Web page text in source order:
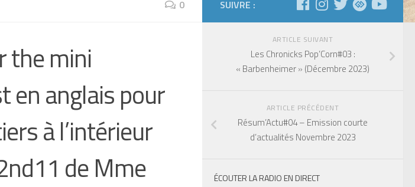
0
the mini
en anglais pour
à l’intérieur
de Mme
SUIVRE :
ARTICLE SUIVANT
Les Chronicks Pop’Corn#03 :
« Barbenheimer » (Décembre 2023)
ARTICLE PRÉCÉDENT
Résum’Actu#04 – Emission courte
d’actualités Novembre 2023
ÉCOUTER LA RADIO EN DIRECT